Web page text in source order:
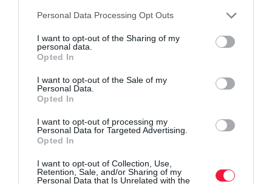
Please note that this website/app uses one or more Google
not limited to your visit or usage behaviour. You may click to
grant or deny consent to Google and its third-party tags to
use your data for below specified purposes in below Google
consent section.
Personal Data Processing Opt Outs
I want to opt-out of the Sharing of my
personal data.
Opted In
I want to opt-out of the Sale of my
Personal Data.
Opted In
I want to opt-out of processing my
Personal Data for Targeted Advertising.
Opted In
I want to opt-out of Collection, Use,
Retention, Sale, and/or Sharing of my
Personal Data that Is Unrelated with the
A gazdáknak kedvezhetnek a műtrágyapiaci
változások
Nemzetközi díj a magyar tápanyag-gazdálkodási
szoftver készítőinek
foszfát műtrágya szennyvíz műtrágyapiac